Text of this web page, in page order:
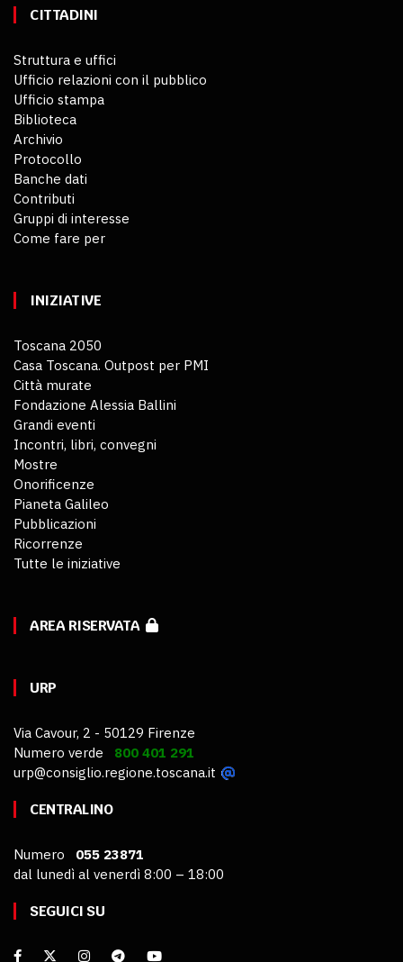
CITTADINI
Struttura e uffici
Ufficio relazioni con il pubblico
Ufficio stampa
Biblioteca
Archivio
Protocollo
Banche dati
Contributi
Gruppi di interesse
Come fare per
INIZIATIVE
Toscana 2050
Casa Toscana. Outpost per PMI
Città murate
Fondazione Alessia Ballini
Grandi eventi
Incontri, libri, convegni
Mostre
Onorificenze
Pianeta Galileo
Pubblicazioni
Ricorrenze
Tutte le iniziative
AREA RISERVATA
URP
Via Cavour, 2 - 50129 Firenze
Numero verde 800 401 291
urp@consiglio.regione.toscana.it
CENTRALINO
Numero 055 23871
dal lunedì al venerdì 8:00 – 18:00
SEGUICI SU